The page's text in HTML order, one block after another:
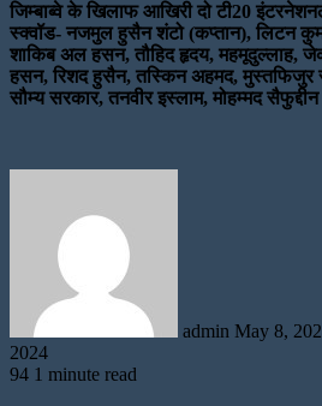
जिम्बाब्वे के खिलाफ आखिरी दो टी20
स्क्वॉड- नजमुल हुसैन शंटो (कप्तान), लिटन
शाकिब अल हसन, तौहिद हृदय, महमूदुल्लाह,
हसन, रिशद हुसैन, तस्किन अहमद, मुस्तफिजुर
सौम्य सरकार, तनवीर इस्लाम, मोहम्मद
admin May 8,
2024
94 1 minute read